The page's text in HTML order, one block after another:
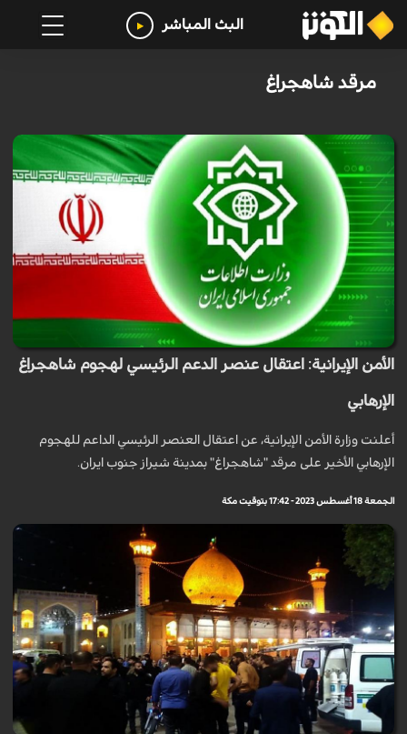
البث المباشر
مرقد شاهجراغ
الأمن الإيرانية: اعتقال عنصر الدعم الرئيسي لهجوم شاهجراغ
الإرهابي
أعلنت وزارة الأمن الإيرانية، عن اعتقال العنصر الرئیسي الداعم للهجوم
الإرهابي الأخیر على مرقد "شاهجراغ" بمدینة شیراز جنوب ایران.
الجمعة 18 أغسطس 2023 - 17:42 بتوقيت مكة